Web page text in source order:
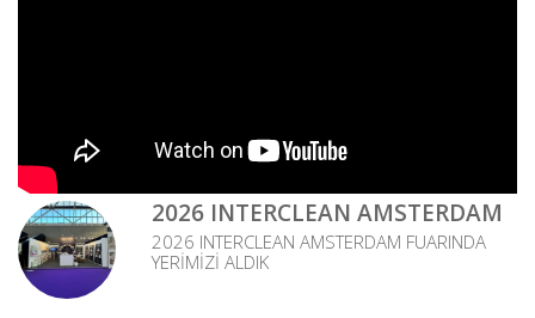
2026 INTERCLEAN AMSTERDAM
2026 INTERCLEAN AMSTERDAM FUARINDA
YERİMİZİ ALDIK